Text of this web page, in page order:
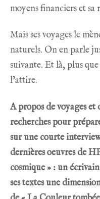
moyens financiers et
Mais ses voyages le
naturels. On en parle
suivante. Et là, plus
l’attire.
A propos de voyages et
recherches pour
surune courte
dernières oeuvres de
cosmique » : un
ses textes une